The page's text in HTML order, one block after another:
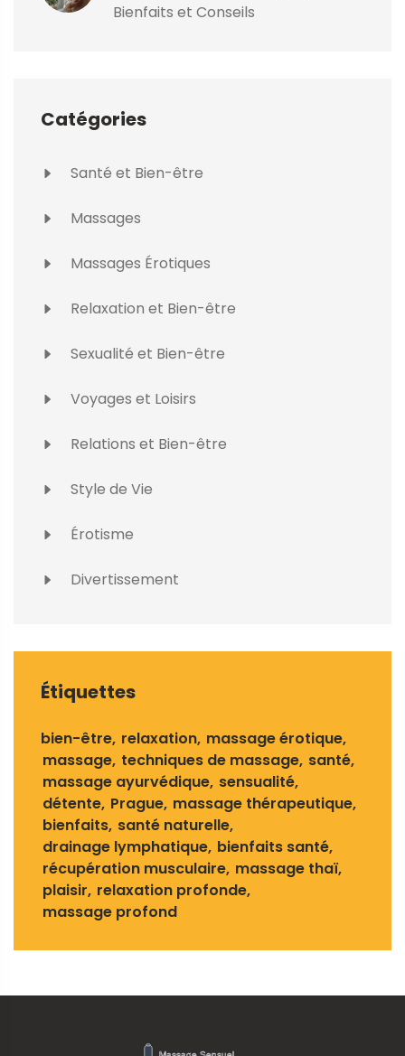
Bienfaits et Conseils
Catégories
Santé et Bien-être
Massages
Massages Érotiques
Relaxation et Bien-être
Sexualité et Bien-être
Voyages et Loisirs
Relations et Bien-être
Style de Vie
Érotisme
Divertissement
Étiquettes
bien-être relaxation massage érotique
massage techniques de massage santé
massage ayurvédique sensualité
détente Prague massage thérapeutique
bienfaits santé naturelle
drainage lymphatique bienfaits santé
récupération musculaire massage thaï
plaisir relaxation profonde
massage profond